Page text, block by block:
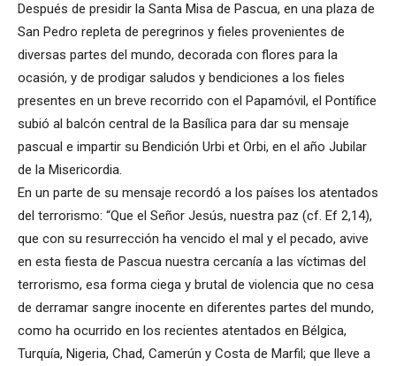
Después de presidir la Santa Misa de Pascua, en una plaza de
San Pedro repleta de peregrinos y fieles provenientes de
diversas partes del mundo, decorada con flores para la
ocasión, y de prodigar saludos y bendiciones a los fieles
presentes en un breve recorrido con el Papamóvil, el Pontífice
subió al balcón central de la Basílica para dar su mensaje
pascual e impartir su Bendición Urbi et Orbi, en el año Jubilar
de la Misericordia.
En un parte de su mensaje recordó a los países los atentados
del terrorismo: “Que el Señor Jesús, nuestra paz (cf. Ef 2,14),
que con su resurrección ha vencido el mal y el pecado, avive
en esta fiesta de Pascua nuestra cercanía a las víctimas del
terrorismo, esa forma ciega y brutal de violencia que no cesa
de derramar sangre inocente en diferentes partes del mundo,
como ha ocurrido en los recientes atentados en Bélgica,
Turquía, Nigeria, Chad, Camerún y Costa de Marfil; que lleve a